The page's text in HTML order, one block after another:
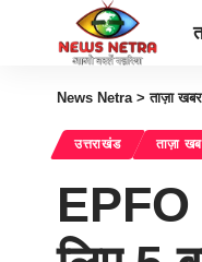
News Netra>ताज़ा खबर
उत्तराखंड ताज़ा
EPFO